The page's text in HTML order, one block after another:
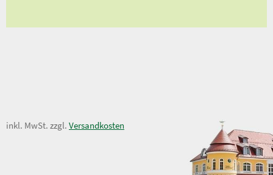
6,50 €
inkl. MwSt. zzgl. Versandkosten